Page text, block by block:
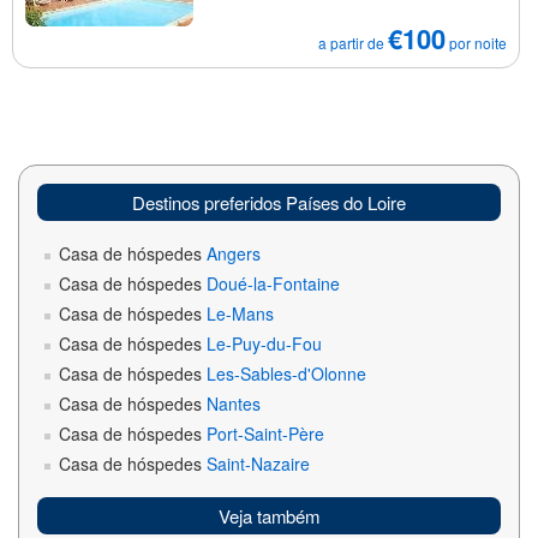
a partir de€100por noite
Destinos preferidos Países do Loire
Casa de hóspedes Angers
Casa de hóspedes Doué-la-Fontaine
Casa de hóspedes Le-Mans
Casa de hóspedes Le-Puy-du-Fou
Casa de hóspedes Les-Sables-d'Olonne
Casa de hóspedes Nantes
Casa de hóspedes Port-Saint-Père
Casa de hóspedes Saint-Nazaire
Veja também